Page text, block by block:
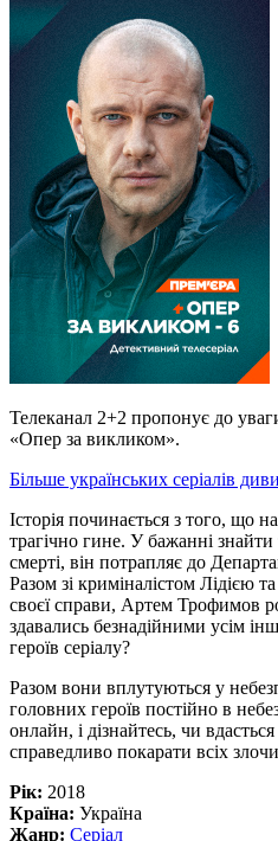
Телеканал 2+2 пропонує до
«Опер за викликом».
Більше українських серіалів
Історія починається з того, що
трагічно гине. У бажанні
смерті, він потрапляє до
Разом зі криміналістом Лідією
своєї справи, Артем Трофимов
здавались безнадійними усім
героїв серіалу?
Разом вони вплутуються у
головних героїв постійно в
онлайн, і дізнайтесь, чи
справедливо покарати всіх
Рік: 2018
Країна: Україна
Жанр: Серіал